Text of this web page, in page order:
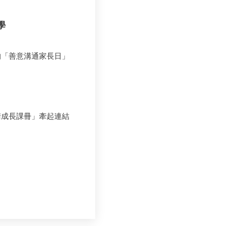
長課冊」牽起連結
善意溝通家長日」